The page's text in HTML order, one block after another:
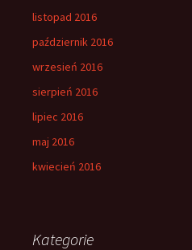
listopad 2016
październik 2016
wrzesień 2016
sierpień 2016
lipiec 2016
maj 2016
kwiecień 2016
Kategorie